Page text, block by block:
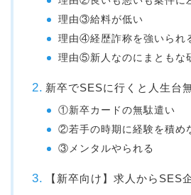
理由③給料が低い
理由④経歴詐称を強いられ
理由⑤新人なのにまともな
新卒でSESに行くと人生台
①新卒カードの無駄遣い
②若手の時期に経験を積め
③メンタルやられる
【新卒向け】求人からSES